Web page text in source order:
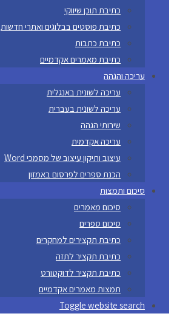
כתיבת תוכן שיווקי
כתיבת פוסטים בבלוגים ואתרי חדשות
כתיבת כתבות
כתיבת מאמרים אקדמיים
עריכה והגהה
עריכה לשונית באנגלית
עריכה לשונית בעברית
שירותי הגהה
עריכה אקדמית
עיצוב ותיקון עיצוב של מסמכי Word
הכנת ספרים לפרסום באמזון
סיכום ותמצות
סיכום מאמרים
סיכום ספרים
כתיבת תקצירים למחקרים
כתיבת תקציר לתזה
כתיבת תקציר לדוקטורט
תמצות מאמרים אקדמיים
Toggle website search